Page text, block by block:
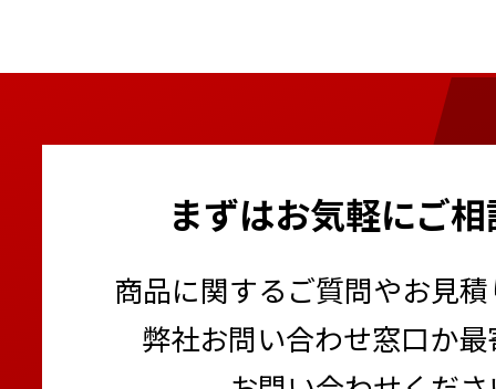
まずはお気軽にご
商品に関するご質問やお見
弊社お問い合わせ窓口か